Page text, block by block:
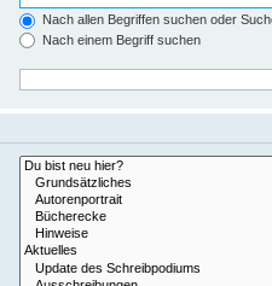
Nach allen Begriffen suchen oder
Nach einem Begriff suchen